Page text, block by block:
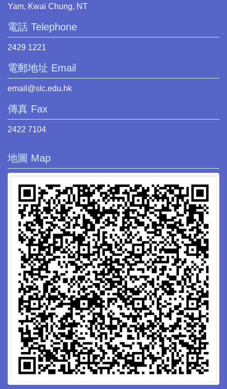
Yam, Kwai Chung, NT
電話 Telephone
2429 1221
電郵地址 Email
email@slc.edu.hk
傳真 Fax
2422 7104
地圖 Map